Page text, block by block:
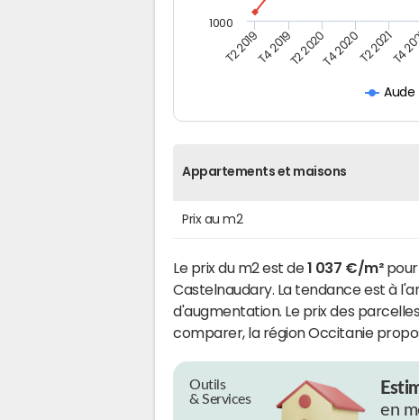
Aude
T2 2019T4 2019T2 2020T4 2020T2 2021T4
1000
Appartements et maisons
Prix au m2
Le prix du m2 est de1 037 €/m²pour
Castelnaudary. La tendance est à
d'augmentation. Le prix des
comparer, la région Occitanie
Outils
& Services
en